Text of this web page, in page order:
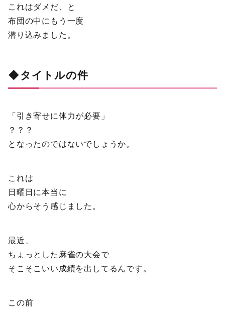
これはダメだ、と
布団の中にもう一度
潜り込みました。
◆タイトルの件
「引き寄せに体力が必要」
？？？
となったのではないでしょうか。
これは
日曜日に本当に
心からそう感じました。
最近、
ちょっとした麻雀の大会で
そこそこいい成績を出してるんです。
この前